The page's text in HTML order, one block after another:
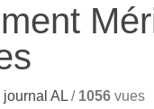
AL / 1056 vues